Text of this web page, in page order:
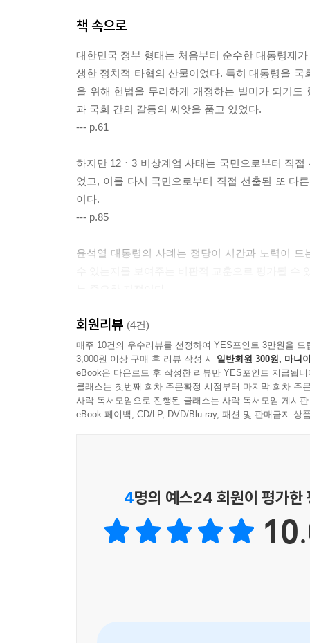
책 속으로
대한민국 정부 형태는 처음부터 순수한 대통령제
생한 정치적 타협의 산물이었다. 특히 대통령을
을 위해 헌법을 무리하게 개정하는 빌미가 되기도
과 국회 간의 갈등의 씨앗을 품고 있었다.
--- p.61
하지만 12ㆍ3 비상계엄 사태는 국민으로부터 직
었고, 이를 다시 국민으로부터 직접 선출된 또 다
이다.
--- p.85
윤석열 대통령의 사례는 정당이 시간과 노력이 드
는 중요한 지점이다.
민주주의는 권력을 쟁취하기 위한 정치 엘리트들
선호를 얻기 위한 생산자들의 경쟁과 본질에서
유권자들은 표를 주고 정책을 구매한다.
--- p.148
대한민국 민주주의의 역사는 이러한 행위자들의
년 6월 민주 항쟁을 통한 권위주의에서 민주주의
nse’는 행위자를 중심으로 민주주의의 이행을 살
회원리뷰 (4건)
매주 10건의 우수리뷰를 선정하여 YES포인트 3만원을 드
3,000원 이상 구매 후 리뷰 작성 시 일반회원 300원, 마니
eBook은 다운로드 후 작성한 리뷰만 YES포인트 지급됩니
클래스는 첫번째 회차 주문확정 시점부터 마지막 회차 주
사락 독서모임으로 진행된 클래스는 사락 독서모임 게시
eBook 페이백, CD/LP, DVD/Blu-ray, 패션 및 판매금지 상
4명의 예스24 회원이 평가한